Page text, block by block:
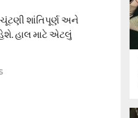
શાંતિપૂર્ણ અને
હાલ માટે એટલું